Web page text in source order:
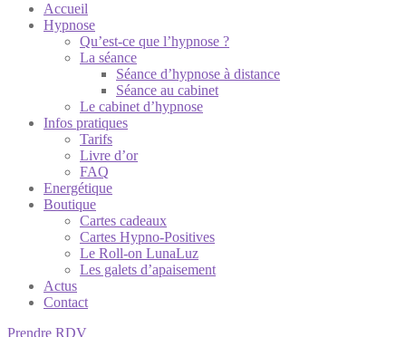
Accueil
Hypnose
Qu’est-ce que l’hypnose ?
La séance
Séance d’hypnose à distance
Séance au cabinet
Le cabinet d’hypnose
Infos pratiques
Tarifs
Livre d’or
FAQ
Energétique
Boutique
Cartes cadeaux
Cartes Hypno-Positives
Le Roll-on LunaLuz
Les galets d’apaisement
Actus
Contact
Prendre RDV